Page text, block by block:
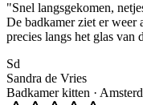
"Snel langsgekomen,
De badkamer ziet er
precies langs het glas
Sd
Sandra de Vries
Badkamer kitten ·